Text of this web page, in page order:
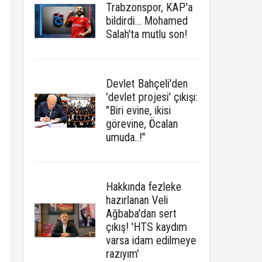
Trabzonspor, KAP'a
bildirdi... Mohamed
Salah'ta mutlu son!
Devlet Bahçeli'den
'devlet projesi' çıkışı:
"Biri evine, ikisi
görevine, Öcalan
umuda..!"
Hakkında fezleke
hazırlanan Veli
Ağbaba'dan sert
çıkış! 'HTS kaydım
varsa idam edilmeye
razıyım'